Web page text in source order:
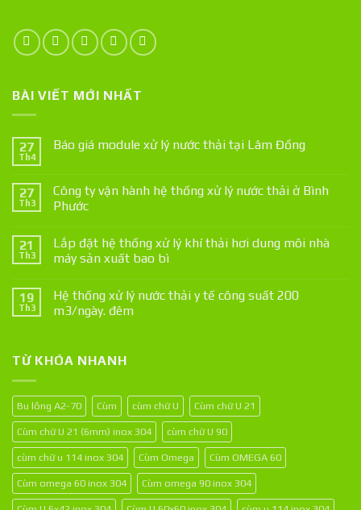
BÀI VIẾT MỚI NHẤT
27
Th4
Báo giá module xử lý nước thải tại Lâm Đồng
27
Th3
Công ty vận hành hệ thống xử lý nước thải ở Bình
Phước
21
Th3
Lắp đặt hệ thống xử lý khí thải hơi dung môi nhà
máy sản xuất bao bì
19
Th3
Hệ thống xử lý nước thải y tế công suất 200
m3/ngày. đêm
TỪ KHÓA NHANH
Bu lông A2-70 Cùm cùm chữ U Cùm chữ U 21
Cùm chữ U 21 (6mm) inox 304 cùm chữ U 90
cùm chữ u 114 inox 304 Cùm Omega Cùm OMEGA 60
Cùm omega 60 inox 304 Cùm omega 90 inox 304